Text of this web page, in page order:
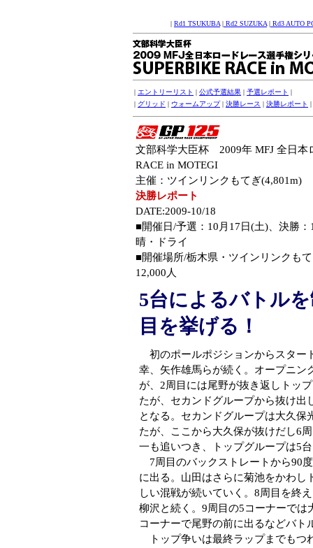
| Rd1 TSUKUBA | Rd2 SUZUKA | Rd3 AUTO
| エントリーリスト | 公式予選結果 | 予選レポート |
| グリッド | ウォームアップ| 決勝レース | 決勝レポート |
文部科学大臣杯 2009年 MFJ 全日本
RACE in MOTEGI
主催：ツインリンクもてぎ(4,801m)
決勝レポート
DATE:2009-10/18
■開催日/予選：10月17日(土)、決
晴・ドライ
■開催場所/栃木県・ツインリンクも
12,000人
5台によるバトル
目を挙げる！
初のポールポジションからスター
幸、矢作雄馬らが続く。オープニン
が、2周目には尾野が抜き返しトッ
たが、セカンドグループから抜け出
となる。セカンドグループは大久
たが、ここから大久保が抜けだし6
一も追いつき、トップグループは5
7周目のバックストレートから90
に出る。山田はさらに菊池をかわし
しい混戦が続いていく。8周目を終
柳沢と続く。9周目の5コーナーで
コーナーで尾野の前に出るなどバト
トップ争いは最終ラップまでもつ